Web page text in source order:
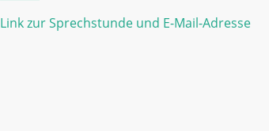
Link zur Sprechstunde und E-Mail-Adresse